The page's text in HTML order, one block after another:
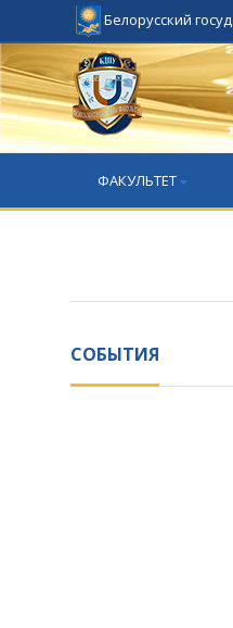
Белорусский
ФАКУЛЬТЕТ
СОБЫТИЯ